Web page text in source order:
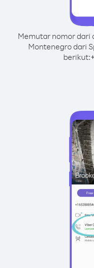
Memutar nomor dari
Montenegro dari
berikut:+